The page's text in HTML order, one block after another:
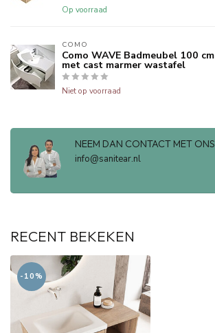
Op voorraad
COMO
Como WAVE Badmeubel 100 cm
met cast marmer wastafel
Niet op voorraad
NEEM DAN CONTACT MET ONS
info@sanitear.nl
RECENT BEKEKEN
-10%